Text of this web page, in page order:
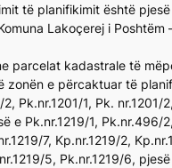
të planifikimit është
Lakoçerej i Poshtëm
parcelat kadastrale të
zonën e përcaktuar të
Pk.nr.1201/1, Pk. nr.1201/2,
e Pk.nr.1219/1, Pk.nr.496/
7, Kp.nr.1219/2,
5, Pk.nr.1219/6,